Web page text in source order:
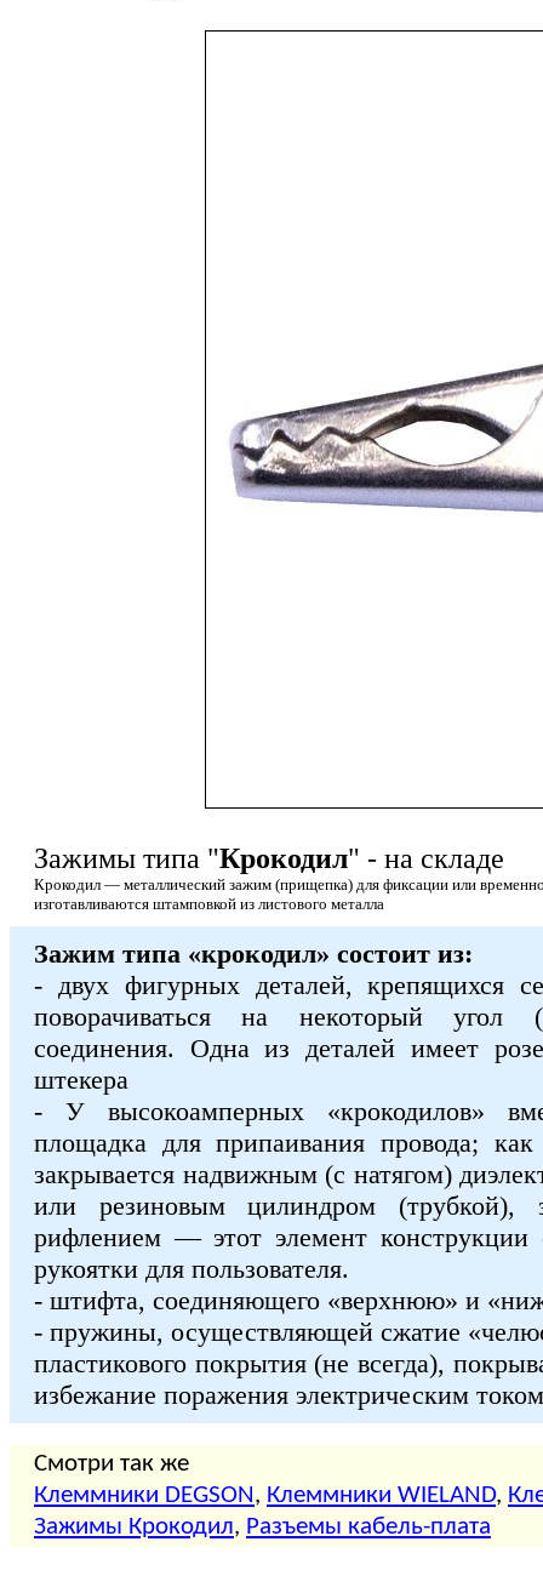
Зажимы типа "Крокодил" - на складе
Крокодил — металлический зажим (прищепка) для фиксации или
изготавливаются штамповкой из листового металла
Зажим типа «крокодил» состоит из:
- двух фигурных деталей, крепящихся
поворачиваться на некоторый угол
соединения. Одна из деталей имеет
штекера
- У высокоамперных «крокодилов»
площадка для припаивания провода;
закрывается надвижным (с натягом)
или резиновым цилиндром (трубкой),
рифлением — этот элемент конструкции
рукоятки для пользователя.
- штифта, соединяющего «верхнюю» и
- пружины, осуществляющей сжатие
пластикового покрытия (не всегда),
избежание поражения электрическим
Смотри так же
Клеммники DEGSON, Клеммники WIELAND,
Зажимы Крокодил, Разъемы кабель-плата